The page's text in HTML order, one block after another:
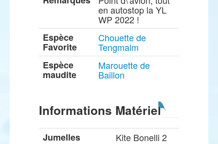
en autostop la YL
WP 2022 !
Espèce
Favorite
Chouette de
Tengmalm
Espèce
maudite
Marouette de
Baillon
Informations Matériel
Jumelles
Kite Bonelli 2